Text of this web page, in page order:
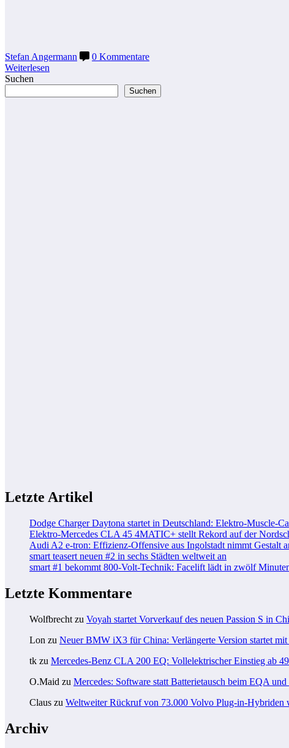
Stefan Angermann
0 Kommentare
Weiterlesen
Suchen
Suchen
Letzte Artikel
Dodge Charger Daytona startet in Deutschland: Elektro-Muscle-
Elektro-Mercedes CLA 45 4MATIC+ stellt Rekord auf der
Audi A2 e-tron: Effizienz-Offensive aus Ingolstadt nimmt Gestalt
smart teasert neuen #2 in sechs Städten weltweit an
smart #1 bekommt 800-Volt-Technik: Facelift lädt in zwölf
Letzte Kommentare
Wolfbrecht zu Voyah startet Vorverkauf des neuen Passion S in
Lon zu Neuer BMW iX3 für China: Verlängerte Version startet mit
tk zu Mercedes-Benz CLA 200 EQ: Vollelektrischer Einstieg ab
O.Maid zu Mercedes: Software statt Batterietausch beim EQA
Claus zu Weltweiter Rückruf von 73.000 Volvo Plug-in-Hybriden
Archiv